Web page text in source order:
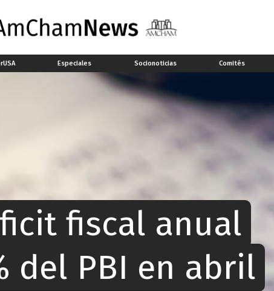
Especiales Socionoticias Comités
fiscal anual
del PBI en abril